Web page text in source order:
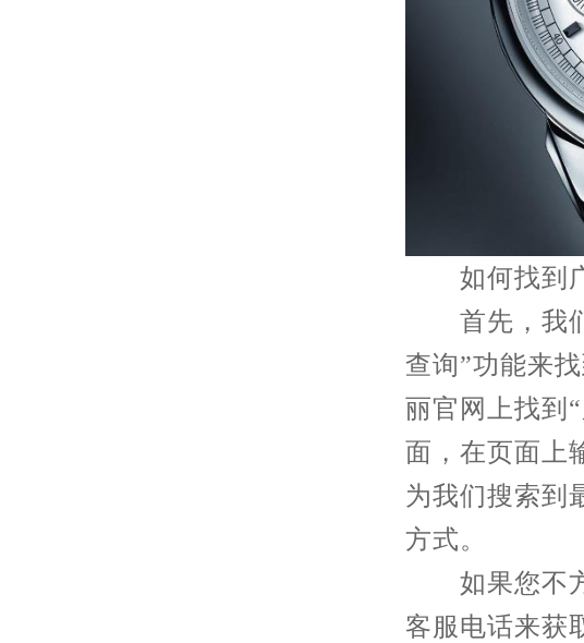
如何找到广
首先，我们
查询”功能来
丽官网上找到
面，在页面上
为我们搜索到
方式。
如果您不方
客服电话来获